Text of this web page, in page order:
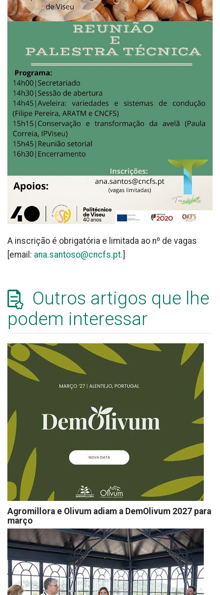
A inscrição é obrigatória e limitada ao nº de vagas
[email: ana.santoso@cncfs.pt.]
Outros artigos que lhe
podem interessar
Agromillora e Olivum adiam a DemOlivum 2027 para
março